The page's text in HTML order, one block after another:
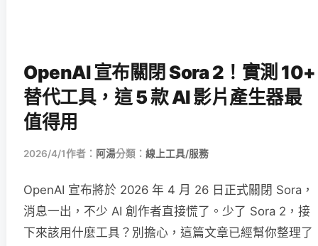
OpenAI 宣布關閉 Sora 2！實測 10+
替代工具，這 5 款 AI 影片產生器最
值得用
2026/4/1作者： 阿湯分類： 線上工具/服務
OpenAI 宣布將於 2026 年 4 月 26 日正式關閉 Sora，
消息一出，不少 AI 創作者直接慌了。少了 Sora 2，接
下來該用什麼工具？別擔心，這篇文章已經幫你整理了